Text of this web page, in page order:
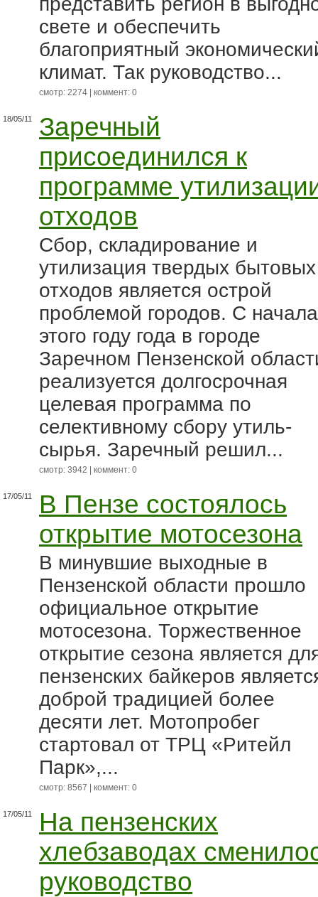
свете и обеспечить
благоприятный
климат. Так руководство...
смотр: 2274 | коммент: 0
18/05/11
Заречный
присоединился к
программе
отходов
Сбор, складирование и
утилизация твердых бытовых
отходов является острой
проблемой городов. С начала
этого году года в городе
Заречном Пензенской
реализуется долгосрочная
целевая программа по
селективному сбору утиль-
сырья. Заречный решил...
смотр: 3942 | коммент: 0
17/05/11
В Пензе состоялось
открытие мотосезона
В минувшие выходные в
Пензенской области прошло
официальное открытие
мотосезона. Торжественное
открытие сезона является
пензенских байкеров
доброй традицией более
десяти лет. Мотопробег
стартовал от ТРЦ «Ритейл
Парк»,...
смотр: 8567 | коммент: 0
17/05/11
На пензенских
хлебзаводах
руководство